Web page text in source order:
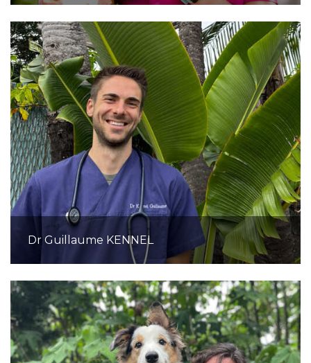
Dr Guillaume KENNEL